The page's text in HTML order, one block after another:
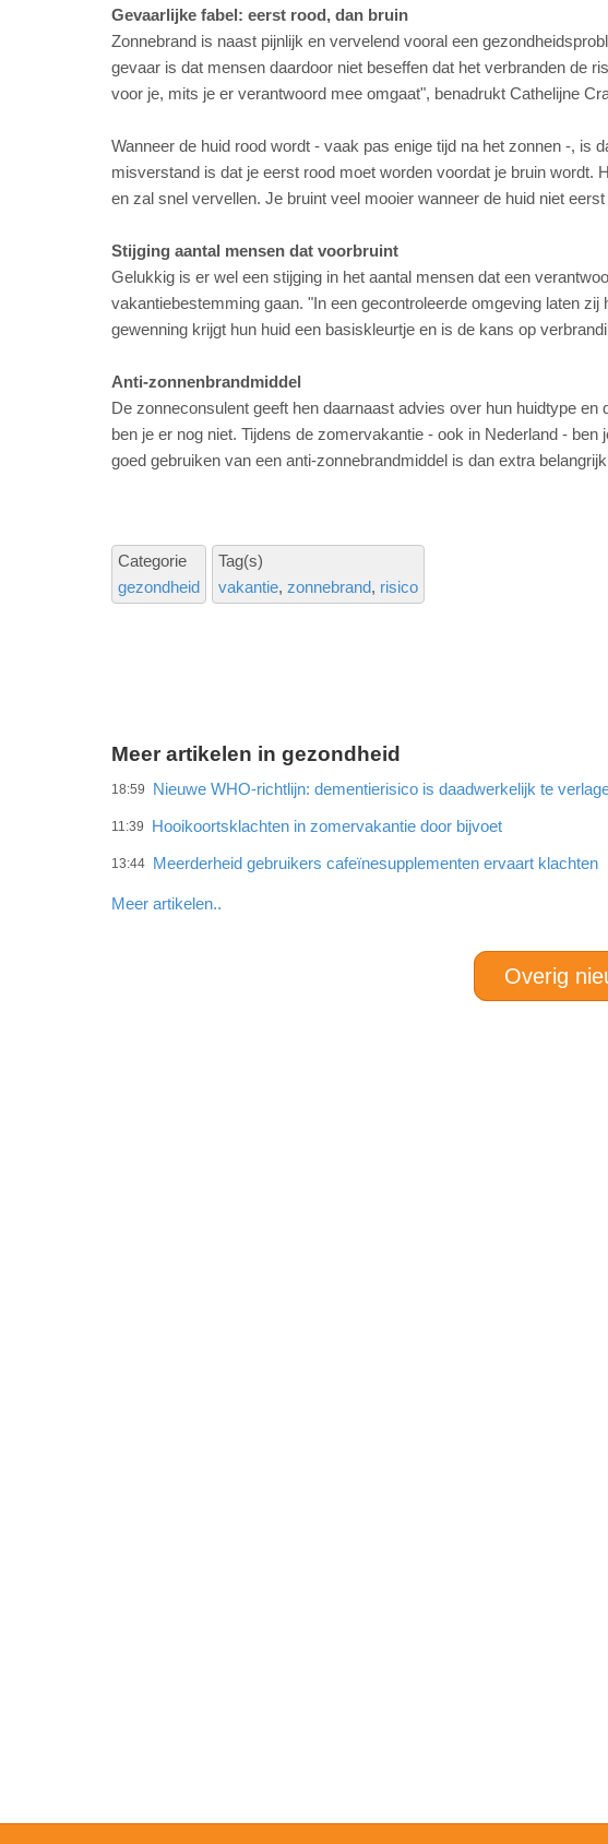
Gevaarlijke fabel: eerst rood, dan bruin
Zonnebrand is naast pijnlijk en vervelend vooral een
gevaar is dat mensen daardoor niet beseffen dat het verbranden de
voor je, mits je er verantwoord mee omgaat", benadrukt Cathelijne
Wanneer de huid rood wordt - vaak pas enige tijd na het zonnen -, is
misverstand is dat je eerst rood moet worden voordat je bruin wordt.
en zal snel vervellen. Je bruint veel mooier wanneer de huid niet
Stijging aantal mensen dat voorbruint
Gelukkig is er wel een stijging in het aantal mensen dat een
vakantiebestemming gaan. "In een gecontroleerde omgeving laten
gewenning krijgt hun huid een basiskleurtje en is de kans op
Anti-zonnenbrandmiddel
De zonneconsulent geeft hen daarnaast advies over hun huidtype
ben je er nog niet. Tijdens de zomervakantie - ook in Nederland -
goed gebruiken van een anti-zonnebrandmiddel is dan extra
Categorie
gezondheid
Tag(s)
vakantie zonnebrand risico
Meer artikelen in gezondheid
18:59 Nieuwe WHO-richtlijn: dementierisico is daadwerkelijk te
11:39 Hooikoortsklachten in zomervakantie door bijvoet
13:44 Meerderheid gebruikers cafeïnesupplementen ervaart klachten
Meer artikelen..
Overig